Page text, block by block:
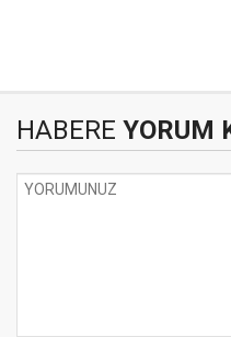
HABERE YORUM